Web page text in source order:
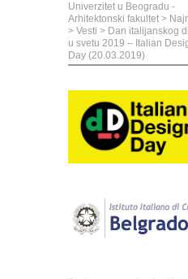
Univerzitet u Beogradu -
Arhitektonski fakultet >
> Vesti > Dan italijanskog
u svetu 2019 – Italian
Day (20.03.2019)